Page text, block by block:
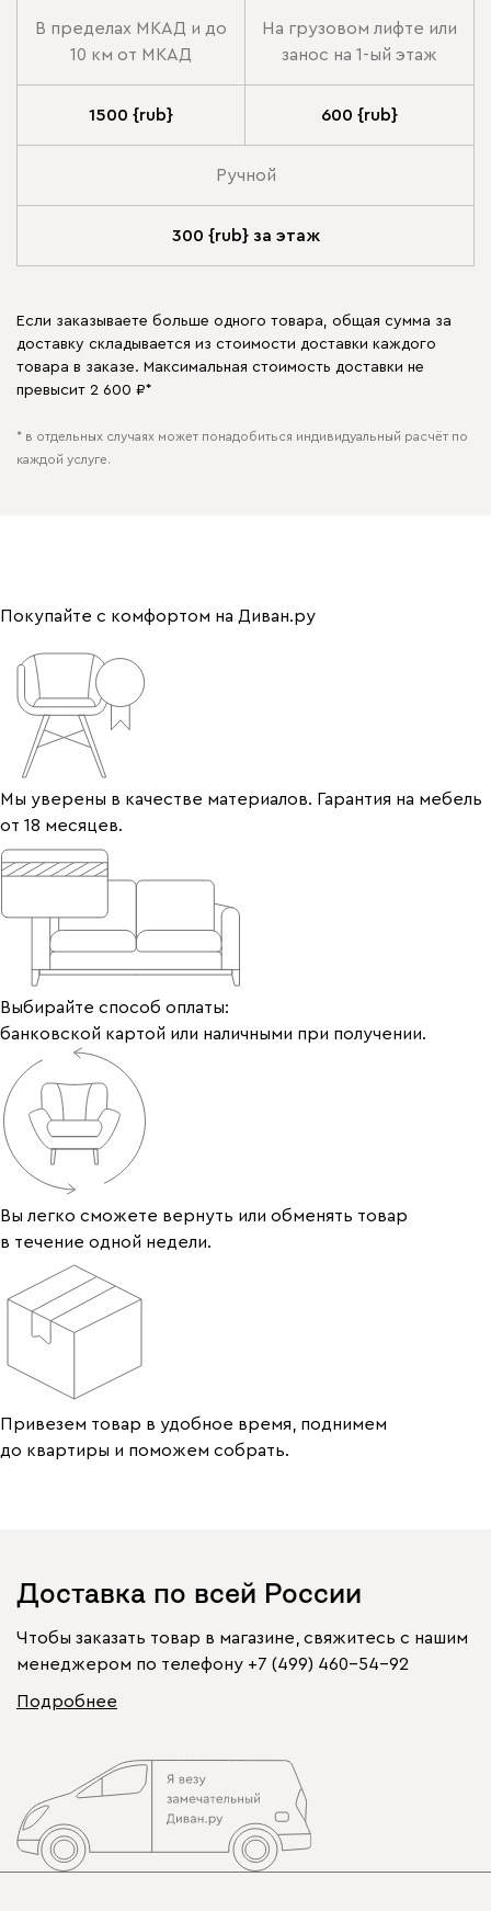
В пределах МКАД и до
10 км от МКАД
На грузовом лифте или
занос на 1-ый этаж
1500 {rub} 600 {rub}
Ручной
300 {rub} за этаж
Если заказываете больше одного товара, общая сумма за
доставку складывается из стоимости доставки каждого
товара в заказе. Максимальная стоимость доставки не
превысит 2 600 ₽*
* в отдельных случаях может понадобиться индивидуальный расчёт по
каждой услуге.
Покупайте с комфортом на Диван.ру
Мы уверены в качестве материалов. Гарантия на мебель
от 18 месяцев.
Выбирайте способ оплаты:
банковской картой или наличными при получении.
Вы легко сможете вернуть или обменять товар
в течение одной недели.
Привезем товар в удобное время, поднимем
до квартиры и поможем собрать.
Доставка по всей России
Чтобы заказать товар в магазине, свяжитесь с нашим
менеджером по телефону +7 (499) 460-54-92
Подробнее